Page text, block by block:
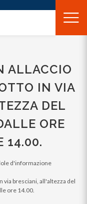
ALLACCIO
IN VIA
DEL
ORE
14.00.
d'informazione
via bresciani, all'altezza del
ore 14.00.